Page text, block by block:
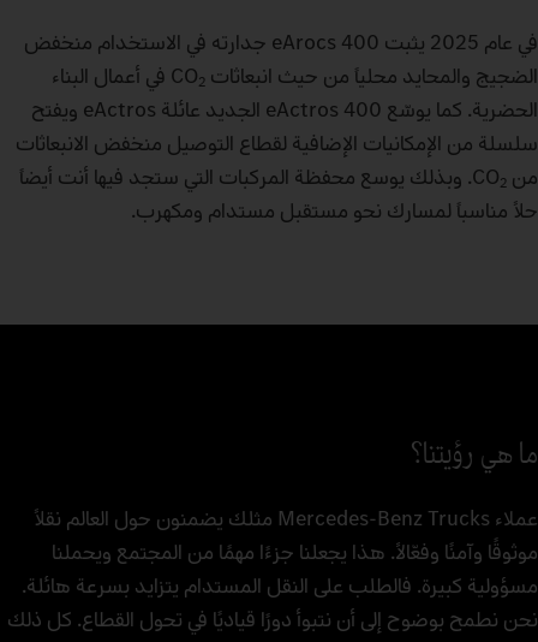
في عام 2025 يثبت eArocs 400 جدارته في الاستخدام منخفض
الضجيج والمحايد محلياً من حيث انبعاثات CO 2
في أعمال البناء
الحضرية. كما يوسّع eActros 400 الجديد عائلة eActros ويفتح
سلسلة من الإمكانيات الإضافية لقطاع التوصيل منخفض الانبعاثات
من CO 2
. وبذلك يوسع محفظة المركبات التي ستجد فيها أنت أيضاً
حلاً مناسباً لمسارك نحو مستقبل مستدام ومكهرب.
ما هي رؤيتنا؟
عملاء Mercedes‑Benz Trucks مثلك يضمنون حول العالم نقلًا
موثوقًا وآمنًا وفعّالًا. هذا يجعلنا جزءًا مهمًا من المجتمع ويحملنا
مسؤولية كبيرة. فالطلب على النقل المستدام يتزايد بسرعة هائلة.
نحن نطمح بوضوح إلى أن نتبوأ دورًا قياديًا في تحول القطاع. كل ذلك